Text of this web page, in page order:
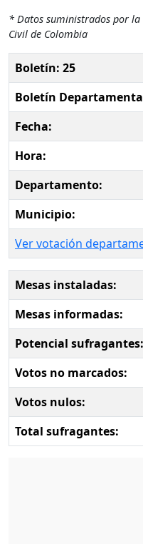
* Datos suministrados por
Civil de Colombia
Boletín: 25
Boletín
Fecha:
Hora:
Departamento:
Municipio:
Ver votación
Mesas instaladas:
Mesas informadas:
Potencial sufragantes:
Votos no marcados:
Votos nulos:
Total sufragantes: